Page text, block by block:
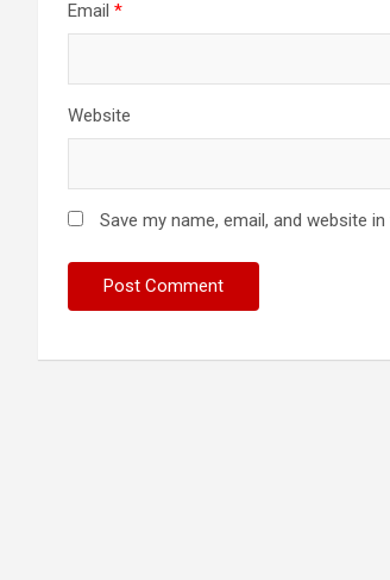
Email *
Website
Save my name, email, and website